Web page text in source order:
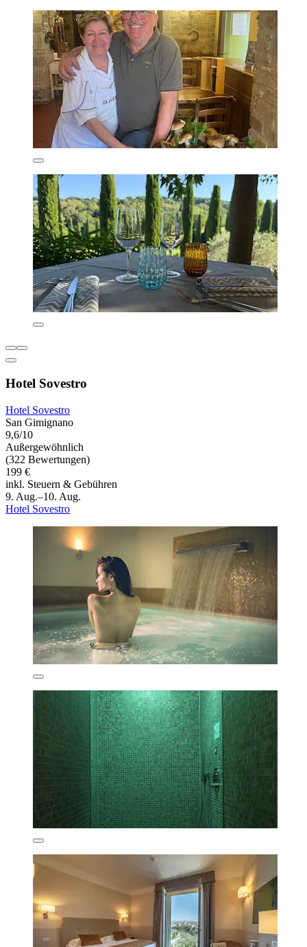
Hotel Sovestro
Hotel Sovestro
San Gimignano
9,6/10
Außergewöhnlich
(322 Bewertungen)
199 €
inkl. Steuern & Gebühren
9. Aug.–10. Aug.
Hotel Sovestro